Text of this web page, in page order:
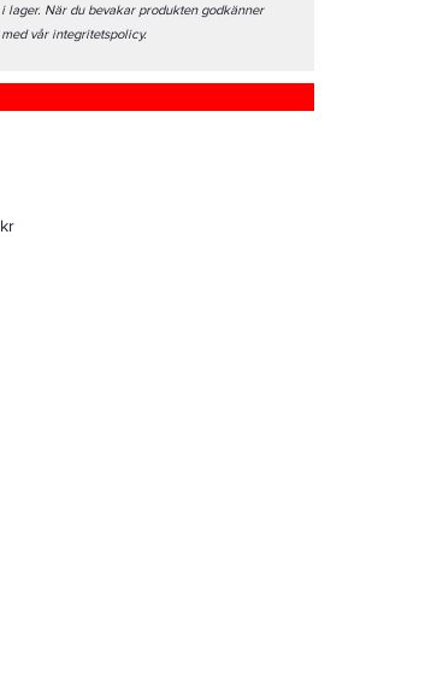
lager. När du bevakar produkten godkänner
vår integritetspolicy.